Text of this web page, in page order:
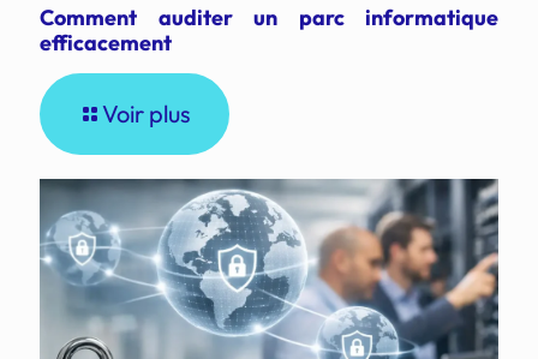
Comment auditer un parc informatique
efficacement
Voir plus